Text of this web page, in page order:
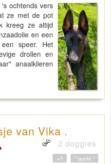
ochtends vers
ze met de pot
kreeg ze altijd
en een
speer. Het
drollen en
anaalklieren
van Vika .
3 doggies
" quote "
+0